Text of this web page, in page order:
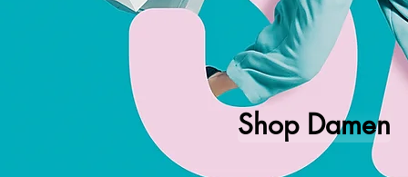
Shop Damen